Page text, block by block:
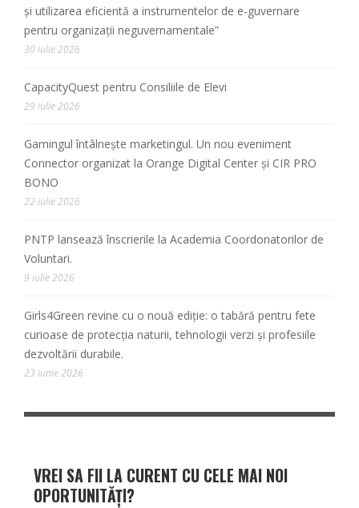
și utilizarea eficientă a instrumentelor de e-guvernare
pentru organizații neguvernamentale”
30 iulie 2026
CapacityQuest pentru Consiliile de Elevi
29 iulie 2026
Gamingul întâlnește marketingul. Un nou eveniment
Connector organizat la Orange Digital Center și CIR PRO
BONO
22 iulie 2026
PNTP lansează înscrierile la Academia Coordonatorilor de
Voluntari.
9 iulie 2026
Girls4Green revine cu o nouă ediție: o tabără pentru fete
curioase de protecția naturii, tehnologii verzi și profesiile
dezvoltării durabile.
23 iunie 2026
VREI SA FII LA CURENT CU CELE MAI NOI
OPORTUNITĂȚI?